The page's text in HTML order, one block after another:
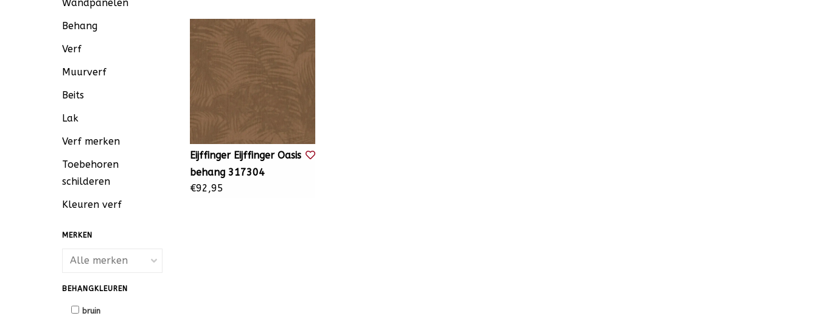
Wandpanelen
Behang
Verf
Muurverf
Beits
Lak
Verf merken
Toebehoren
schilderen
Kleuren verf
MERKEN
BEHANGKLEUREN
bruin
Eijffinger Eijffinger Oasis
behang 317304
€92,95